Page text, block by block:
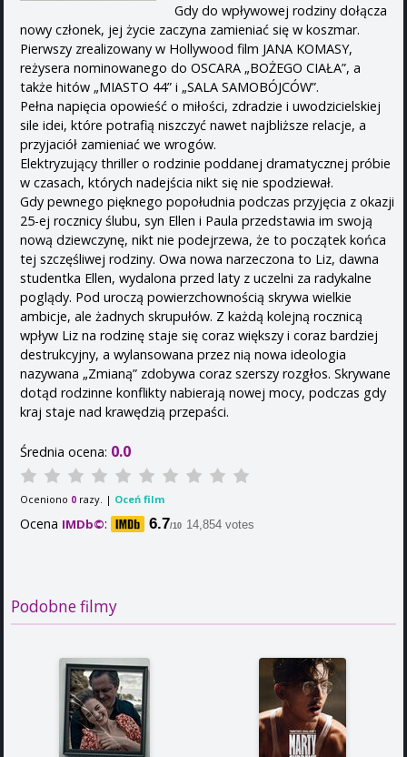
Gdy do wpływowej rodziny dołącza
nowy członek, jej życie zaczyna zamieniać się w koszmar.
Pierwszy zrealizowany w Hollywood film JANA KOMASY,
reżysera nominowanego do OSCARA „BOŻEGO CIAŁA”, a
także hitów „MIASTO 44” i „SALA SAMOBÓJCÓW”.
Pełna napięcia opowieść o miłości, zdradzie i uwodzicielskiej
sile idei, które potrafią niszczyć nawet najbliższe relacje, a
przyjaciół zamieniać we wrogów.
Elektryzujący thriller o rodzinie poddanej dramatycznej próbie
w czasach, których nadejścia nikt się nie spodziewał.
Gdy pewnego pięknego popołudnia podczas przyjęcia z okazji
25-ej rocznicy ślubu, syn Ellen i Paula przedstawia im swoją
nową dziewczynę, nikt nie podejrzewa, że to początek końca
tej szczęśliwej rodziny. Owa nowa narzeczona to Liz, dawna
studentka Ellen, wydalona przed laty z uczelni za radykalne
poglądy. Pod uroczą powierzchownością skrywa wielkie
ambicje, ale żadnych skrupułów. Z każdą kolejną rocznicą
wpływ Liz na rodzinę staje się coraz większy i coraz bardziej
destrukcyjny, a wylansowana przez nią nowa ideologia
nazywana „Zmianą” zdobywa coraz szerszy rozgłos. Skrywane
dotąd rodzinne konflikty nabierają nowej mocy, podczas gdy
kraj staje nad krawędzią przepaści.
Średnia ocena: 0.0
Oceniono 0 razy. | Oceń film
Ocena IMDb©: 6.7/10 14,854 votes
Podobne filmy